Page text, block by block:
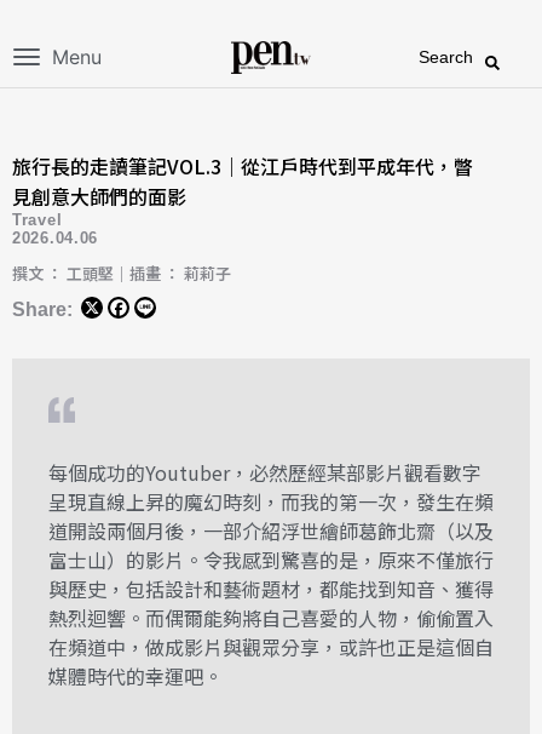
Menu Search
旅行長的走讀筆記VOL.3｜從江戶時代到平成年代，瞥
見創意大師們的面影
Travel
2026.04.06
撰文 ： 工頭堅｜插畫 ： 莉莉子
Share:
每個成功的Youtuber，必然歷經某部影片觀看數字
呈現直線上昇的魔幻時刻，而我的第一次，發生在頻
道開設兩個月後，一部介紹浮世繪師葛飾北齋（以及
富士山）的影片。令我感到驚喜的是，原來不僅旅行
與歷史，包括設計和藝術題材，都能找到知音、獲得
熱烈迴響。而偶爾能夠將自己喜愛的人物，偷偷置入
在頻道中，做成影片與觀眾分享，或許也正是這個自
媒體時代的幸運吧。